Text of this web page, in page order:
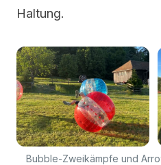
Haltung.
Bubble-Zweikämpfe und